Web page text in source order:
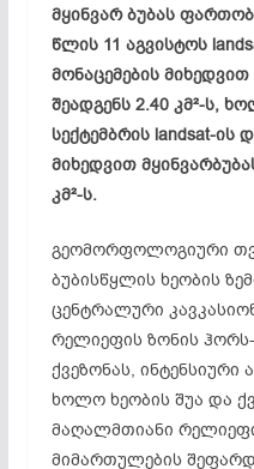
მყინვარ ბუბას
წლის 11 აგვისტოს
მონაცემების
შეადგენს 2.40 კმ²-ს,
სექტემბრის landsat-ის
მიხედვით
კმ²-ს.
გეომორფოლოგიური
ბუბისწყლის ხეობის
ცენტრალური
რელიეფის ზონის
ქვეზონას,
ხოლო ხეობის შუა და
მაღალმთიანი
მიმართულების